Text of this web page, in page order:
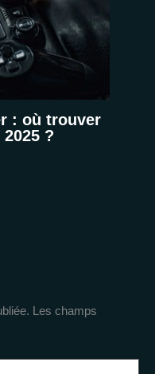
: où trouver
?
Les champs